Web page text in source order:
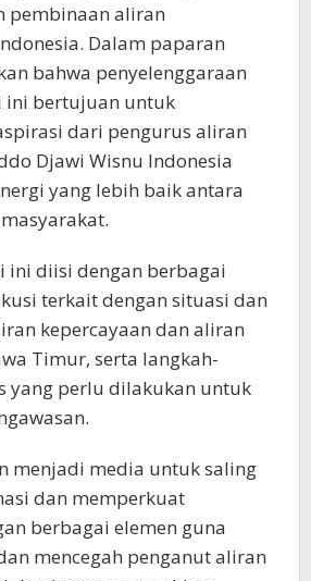
pembinaan aliran
Dalam paparan
bahwa penyelenggaraan
ini bertujuan untuk
dari pengurus aliran
Djawi Wisnu Indonesia
yang lebih baik antara
ini diisi dengan berbagai
terkait dengan situasi dan
kepercayaan dan aliran
Timur, serta langkah-
yang perlu dilakukan untuk
menjadi media untuk saling
dan memperkuat
berbagai elemen guna
mencegah penganut aliran